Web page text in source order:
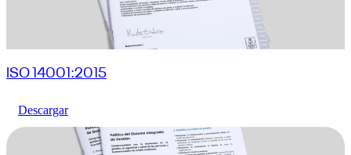
ISO 14001:2015
Descargar